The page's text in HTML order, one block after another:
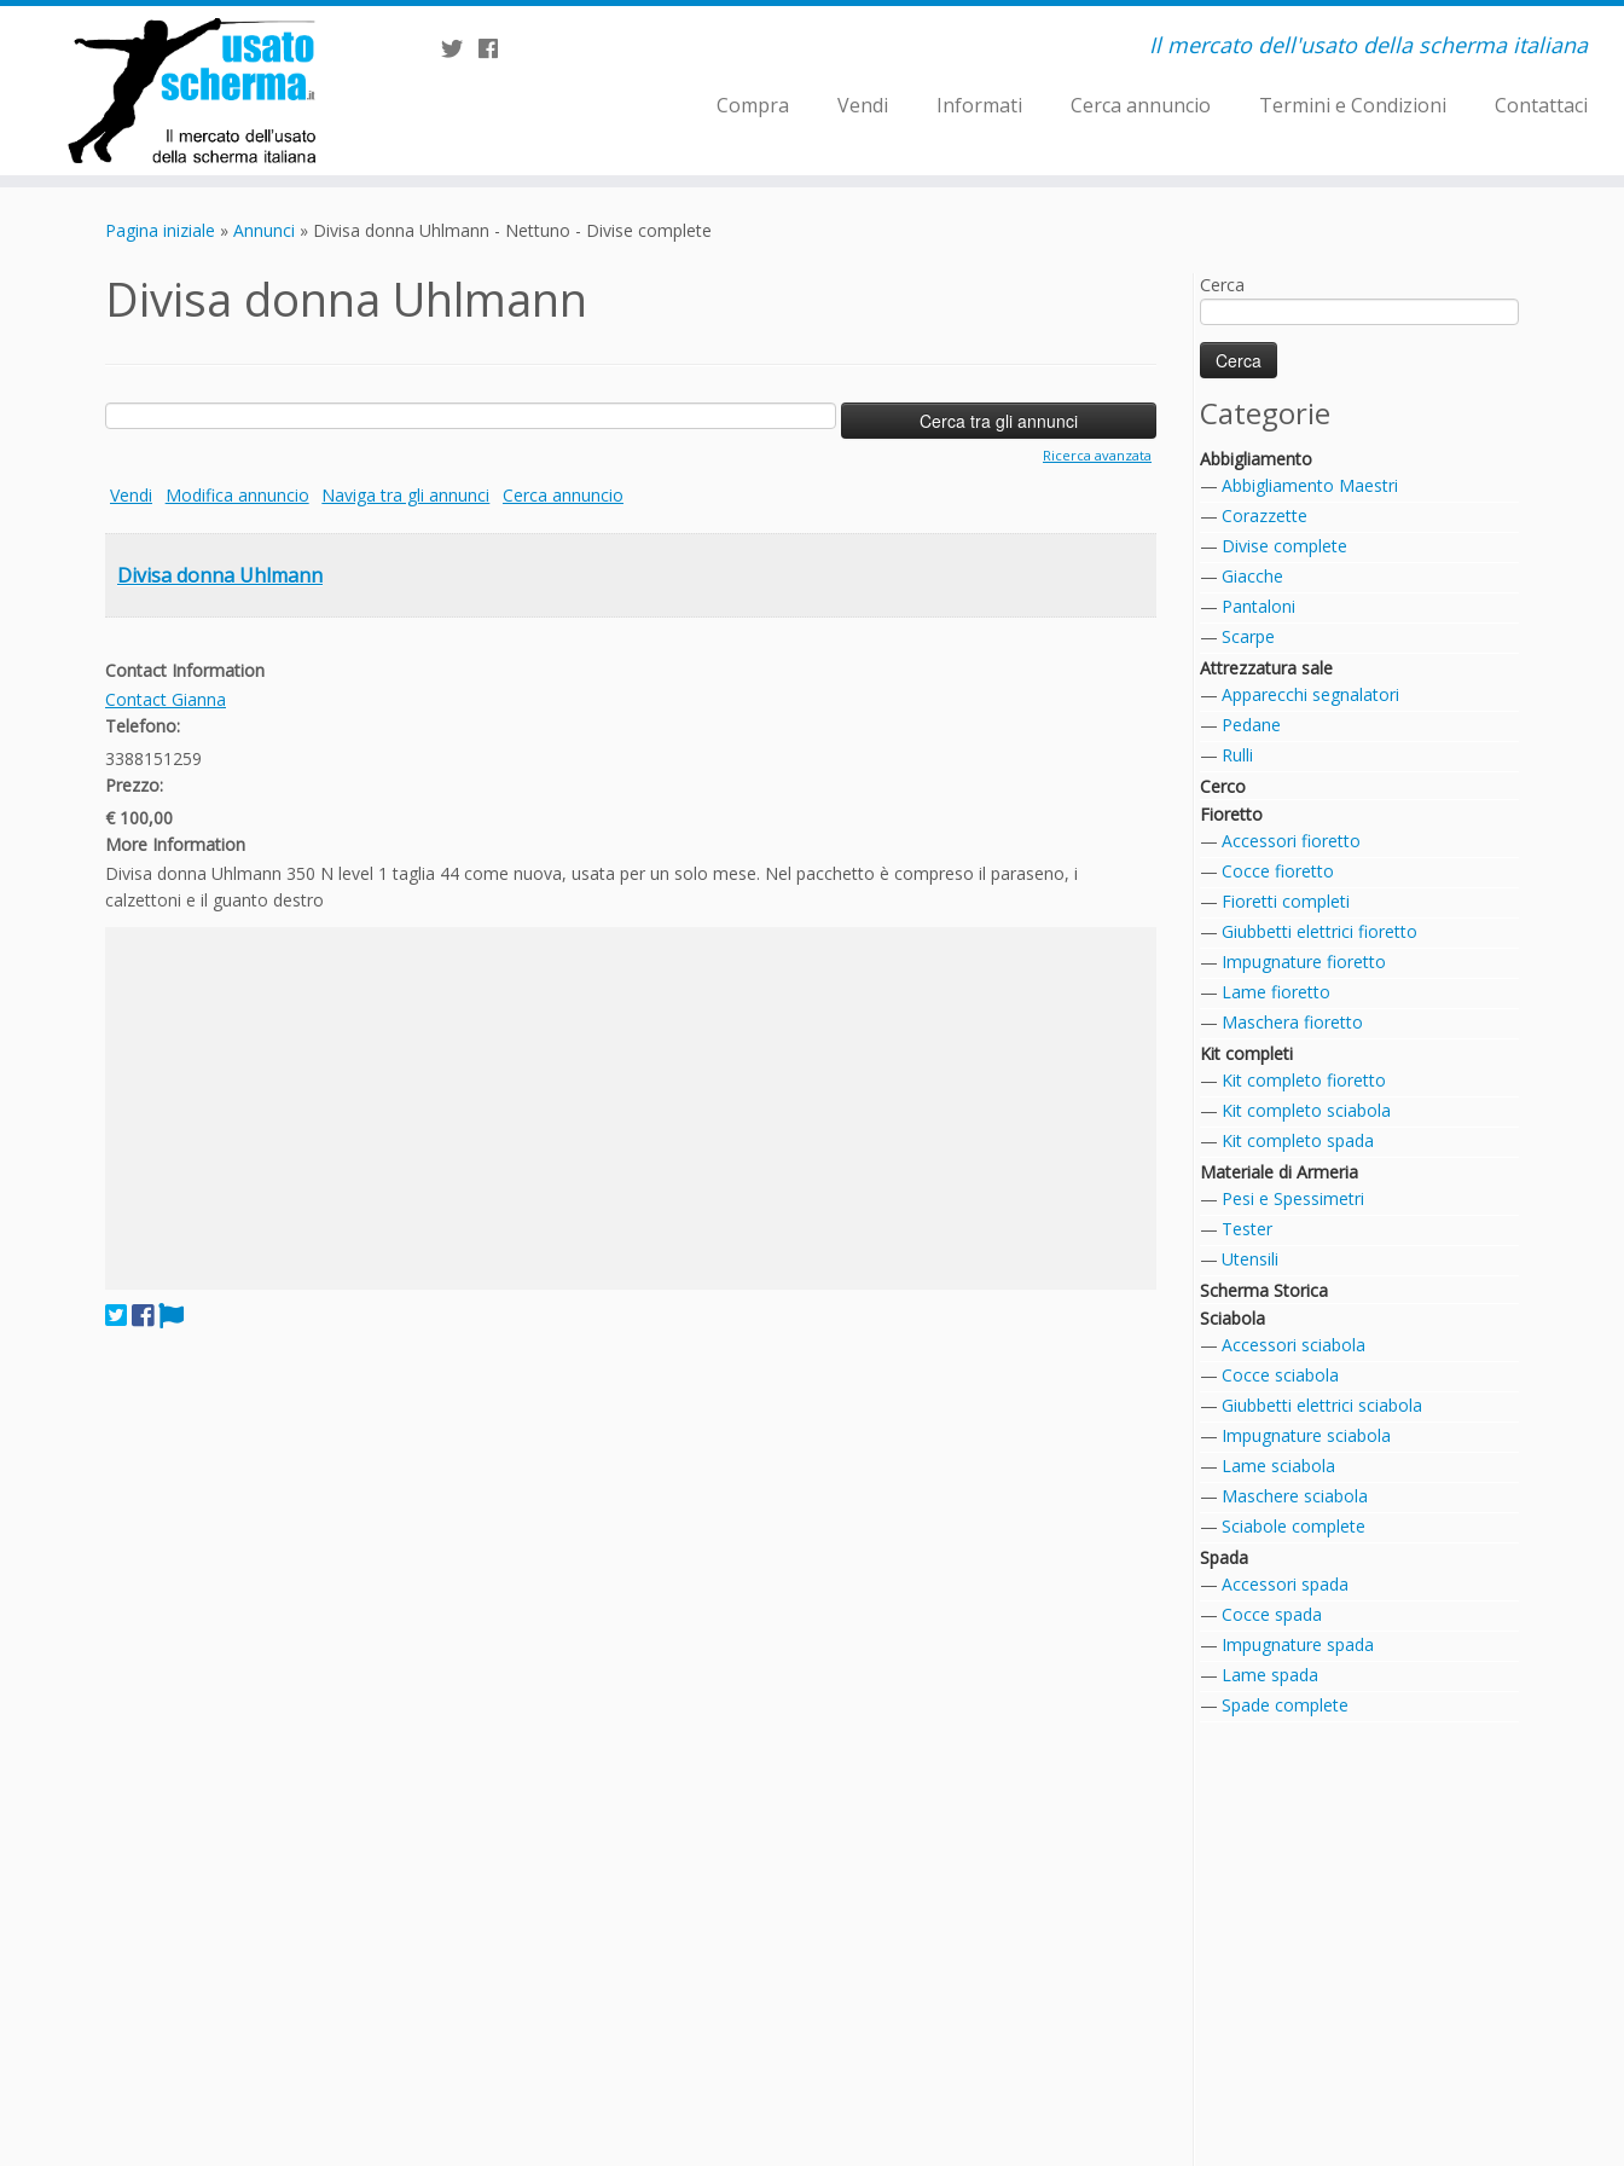
Il mercato dell'usato della scherma italiana
Compra Vendi Informati Cerca annuncio Termini e Condizioni Contattaci
Pagina iniziale » Annunci » Divisa donna Uhlmann - Nettuno - Divise complete
Divisa donna Uhlmann
Ricerca
Ricerca avanzata
Vendi Modifica annuncio Naviga tra gli annunci Cerca annuncio
Divisa donna Uhlmann
Contact Information
Contact Gianna
Telefono:
3388151259
Prezzo:
€ 100,00
More Information
Divisa donna Uhlmann 350 N level 1 taglia 44 come nuova, usata per un solo mese. Nel pacchetto è compreso il paraseno, i
calzettoni e il guanto destro
Cerca
Categorie
Abbigliamento
Abbigliamento Maestri
Corazzette
Divise complete
Giacche
Pantaloni
Scarpe
Attrezzatura sale
Apparecchi segnalatori
Pedane
Rulli
Cerco
Fioretto
Accessori fioretto
Cocce fioretto
Fioretti completi
Giubbetti elettrici fioretto
Impugnature fioretto
Lame fioretto
Maschera fioretto
Kit completi
Kit completo fioretto
Kit completo sciabola
Kit completo spada
Materiale di Armeria
Pesi e Spessimetri
Tester
Utensili
Scherma Storica
Sciabola
Accessori sciabola
Cocce sciabola
Giubbetti elettrici sciabola
Impugnature sciabola
Lame sciabola
Maschere sciabola
Sciabole complete
Spada
Accessori spada
Cocce spada
Impugnature spada
Lame spada
Spade complete